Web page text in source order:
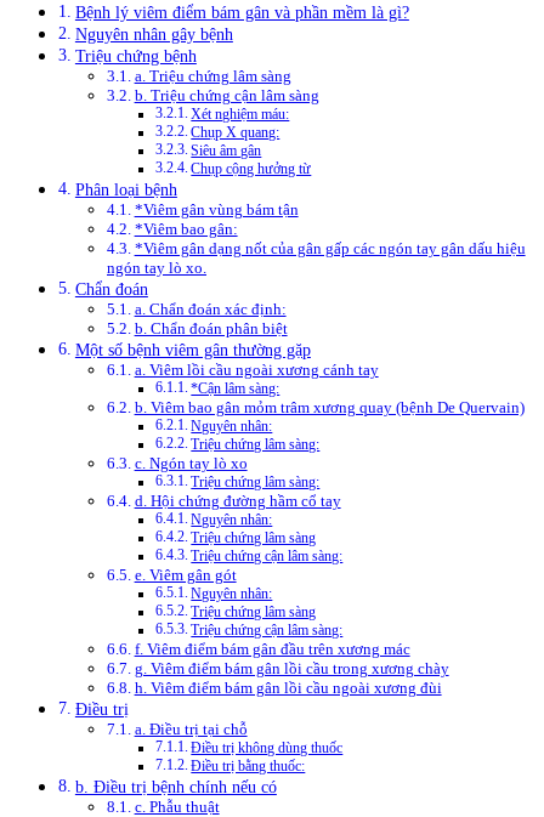
Bệnh lý viêm điểm bám gân và phần mềm là gì?
Nguyên nhân gây bệnh
Triệu chứng bệnh
a. Triệu chứng lâm sàng
b. Triệu chứng cận lâm sàng
Xét nghiệm máu:
Chụp X quang:
Siêu âm gân
Chụp cộng hưởng từ
Phân loại bệnh
*Viêm gân vùng bám tận
*Viêm bao gân:
*Viêm gân dạng nốt của gân gấp các ngón tay gân dấu hiệu
ngón tay lò xo.
Chẩn đoán
a. Chẩn đoán xác định:
b. Chẩn đoán phân biệt
Một số bệnh viêm gân thường gặp
a. Viêm lồi cầu ngoài xương cánh tay
*Cận lâm sàng:
b. Viêm bao gân mỏm trâm xương quay (bệnh De Quervain)
Nguyên nhân:
Triệu chứng lâm sàng:
c. Ngón tay lò xo
Triệu chứng lâm sàng:
d. Hội chứng đường hầm cổ tay
Nguyên nhân:
Triệu chứng lâm sàng
Triệu chứng cận lâm sàng:
e. Viêm gân gót
Nguyên nhân:
Triệu chứng lâm sàng
Triệu chứng cận lâm sàng:
f. Viêm điểm bám gân đầu trên xương mác
g. Viêm điểm bám gân lồi cầu trong xương chày
h. Viêm điểm bám gân lồi cầu ngoài xương đùi
Điều trị
a. Điều trị tại chỗ
Điều trị không dùng thuốc
Điều trị bằng thuốc:
b. Điều trị bệnh chính nếu có
c. Phẫu thuật